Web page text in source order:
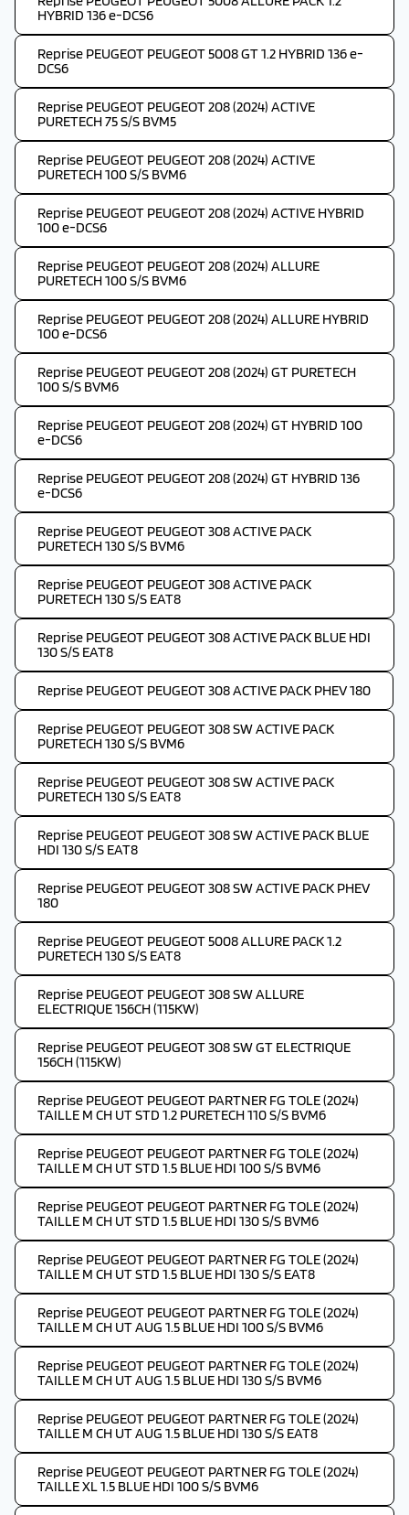
HYBRID 136 e-DCS6
Reprise PEUGEOT PEUGEOT 5008 GT 1.2 HYBRID 136 e-
DCS6
Reprise PEUGEOT PEUGEOT 208 (2024) ACTIVE
PURETECH 75 S/S BVM5
Reprise PEUGEOT PEUGEOT 208 (2024) ACTIVE
PURETECH 100 S/S BVM6
Reprise PEUGEOT PEUGEOT 208 (2024) ACTIVE HYBRID
100 e-DCS6
Reprise PEUGEOT PEUGEOT 208 (2024) ALLURE
PURETECH 100 S/S BVM6
Reprise PEUGEOT PEUGEOT 208 (2024) ALLURE HYBRID
100 e-DCS6
Reprise PEUGEOT PEUGEOT 208 (2024) GT PURETECH
100 S/S BVM6
Reprise PEUGEOT PEUGEOT 208 (2024) GT HYBRID 100
e-DCS6
Reprise PEUGEOT PEUGEOT 208 (2024) GT HYBRID 136
e-DCS6
Reprise PEUGEOT PEUGEOT 308 ACTIVE PACK
PURETECH 130 S/S BVM6
Reprise PEUGEOT PEUGEOT 308 ACTIVE PACK
PURETECH 130 S/S EAT8
Reprise PEUGEOT PEUGEOT 308 ACTIVE PACK BLUE HDI
130 S/S EAT8
Reprise PEUGEOT PEUGEOT 308 ACTIVE PACK PHEV 180
Reprise PEUGEOT PEUGEOT 308 SW ACTIVE PACK
PURETECH 130 S/S BVM6
Reprise PEUGEOT PEUGEOT 308 SW ACTIVE PACK
PURETECH 130 S/S EAT8
Reprise PEUGEOT PEUGEOT 308 SW ACTIVE PACK BLUE
HDI 130 S/S EAT8
Reprise PEUGEOT PEUGEOT 308 SW ACTIVE PACK PHEV
180
Reprise PEUGEOT PEUGEOT 5008 ALLURE PACK 1.2
PURETECH 130 S/S EAT8
Reprise PEUGEOT PEUGEOT 308 SW ALLURE
ELECTRIQUE 156CH (115KW)
Reprise PEUGEOT PEUGEOT 308 SW GT ELECTRIQUE
156CH (115KW)
Reprise PEUGEOT PEUGEOT PARTNER FG TOLE (2024)
TAILLE M CH UT STD 1.2 PURETECH 110 S/S BVM6
Reprise PEUGEOT PEUGEOT PARTNER FG TOLE (2024)
TAILLE M CH UT STD 1.5 BLUE HDI 100 S/S BVM6
Reprise PEUGEOT PEUGEOT PARTNER FG TOLE (2024)
TAILLE M CH UT STD 1.5 BLUE HDI 130 S/S BVM6
Reprise PEUGEOT PEUGEOT PARTNER FG TOLE (2024)
TAILLE M CH UT STD 1.5 BLUE HDI 130 S/S EAT8
Reprise PEUGEOT PEUGEOT PARTNER FG TOLE (2024)
TAILLE M CH UT AUG 1.5 BLUE HDI 100 S/S BVM6
Reprise PEUGEOT PEUGEOT PARTNER FG TOLE (2024)
TAILLE M CH UT AUG 1.5 BLUE HDI 130 S/S BVM6
Reprise PEUGEOT PEUGEOT PARTNER FG TOLE (2024)
TAILLE M CH UT AUG 1.5 BLUE HDI 130 S/S EAT8
Reprise PEUGEOT PEUGEOT PARTNER FG TOLE (2024)
TAILLE XL 1.5 BLUE HDI 100 S/S BVM6